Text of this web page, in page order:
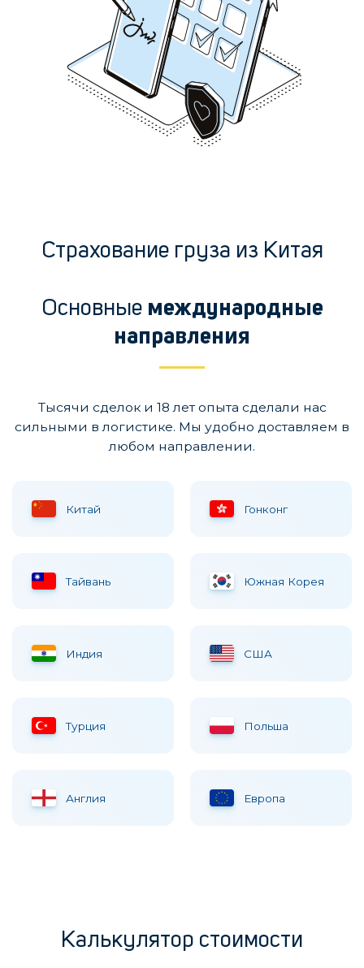
Страхование груза из Китая
Основные международные
направления
Тысячи сделок и 18 лет опыта сделали нас
сильными в логистике. Мы удобно доставляем в
любом направлении.
Китай Гонконг
Тайвань Южная Корея
Индия США
Турция Польша
Англия Европа
Калькулятор стоимости